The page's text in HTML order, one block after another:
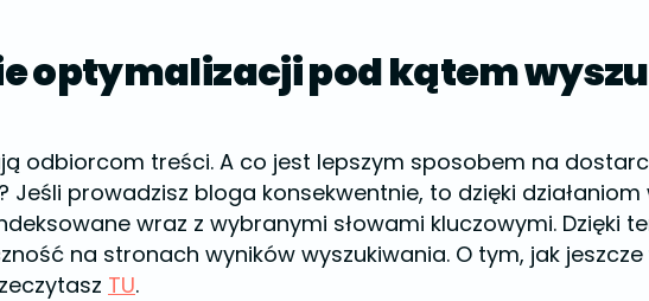
optymalizacji pod kątem
odbiorcom treści. A co jest lepszym sposobem na
Jeśli prowadzisz bloga konsekwentnie, to dzięki działaniom
wraz z wybranymi słowami kluczowymi. Dzięki
na stronach wyników wyszukiwania. O tym, jak jeszcze
TU.